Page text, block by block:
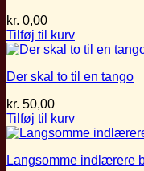
kr. 0,00
Tilføj til kurv
Der skal to til en tango
kr. 50,00
Tilføj til kurv
Langsomme indlærere